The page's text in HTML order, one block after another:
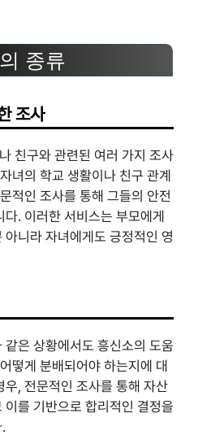
종류
조사
친구와 관련된 여러 가지 조사
녀의 학교 생활이나 친구 관계
적인 조사를 통해 그들의 안전
. 이러한 서비스는 부모에게
니라 자녀에게도 긍정적인 영
은 상황에서도 흥신소의 도움
떻게 분배되어야 하는지에 대
, 전문적인 조사를 통해 자산
를 기반으로 합리적인 결정을